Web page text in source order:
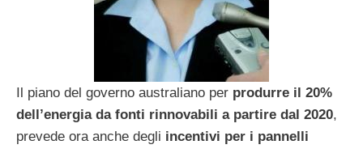
Il piano del governo australiano per produrre il 20%
dell’energia da fonti rinnovabili a partire dal 2020,
prevede ora anche degli incentivi per i pannelli